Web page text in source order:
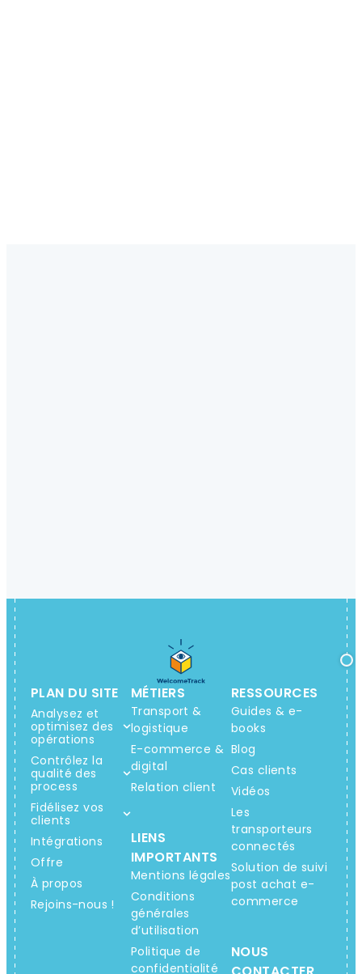
PLAN DU SITE
Analysez et
optimisez des
opérations
Contrôlez la
qualité des
process
Fidélisez vos
clients
Intégrations
Offre
À propos
Rejoins-nous !
MÉTIERS
Transport &
logistique
E-commerce &
digital
Relation client
LIENS
IMPORTANTS
Mentions légales
Conditions
générales
d’utilisation
Politique de
confidentialité
RESSOURCES
Guides & e-
books
Blog
Cas clients
Vidéos
Les
transporteurs
connectés
Solution de suivi
post achat e-
commerce
NOUS